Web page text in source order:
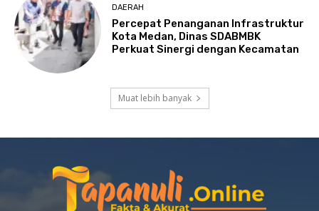
DAERAH
Percepat Penanganan Infrastruktur
Kota Medan, Dinas SDABMBK
Perkuat Sinergi dengan Kecamatan
Muat lebih banyak